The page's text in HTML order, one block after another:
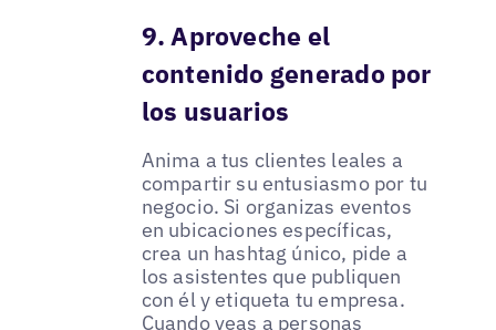
9. Aproveche el
contenido generado por
los usuarios
Anima a tus clientes leales a
compartir su entusiasmo por tu
negocio. Si organizas eventos
en ubicaciones específicas,
crea un hashtag único, pide a
los asistentes que publiquen
con él y etiqueta tu empresa.
Cuando veas a personas